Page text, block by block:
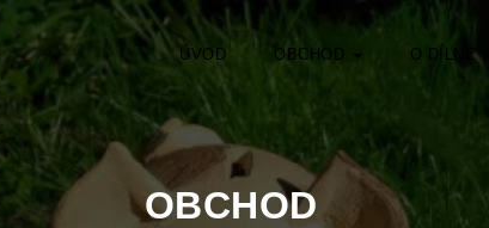
ÚVOD OBCHOD O DÍLNĚ
OBCHOD